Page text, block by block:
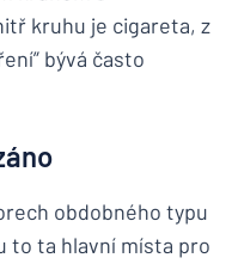
kruhu je cigareta, z
bývá často
obdobného typu
to ta hlavní místa pro